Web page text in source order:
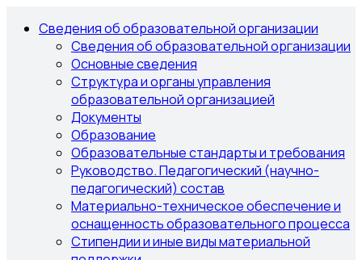
Сведения об образовательной организации
Сведения об образовательной организации
Основные сведения
Структура и органы управления
образовательной организацией
Документы
Образование
Образовательные стандарты и требования
Руководство. Педагогический (научно-
педагогический) состав
Материально-техническое обеспечение и
оснащенность образовательного процесса
Стипендии и иные виды материальной